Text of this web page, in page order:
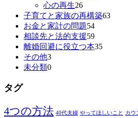
心の再生26
子育てと家族の再構築63
お金と家計の問題54
相談先と法的支援59
離婚回避に役立つ本35
その他3
未分類0
タグ
4つの方法 40代夫婦 やってほしいこと カウ